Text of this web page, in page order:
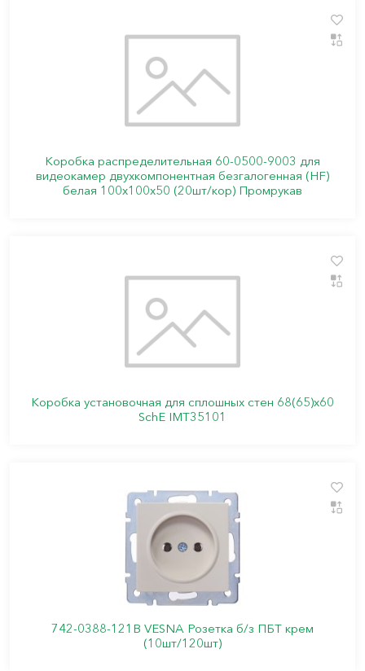
Коробка распределительная 60-0500-9003 для
видеокамер двухкомпонентная безгалогенная (HF)
белая 100х100х50 (20шт/кор) Промрукав
Коробка установочная для сплошных стен 68(65)х60
SchE IMT35101
742-0388-121В VESNA Розетка б/з ПБТ крем
(10шт/120шт)